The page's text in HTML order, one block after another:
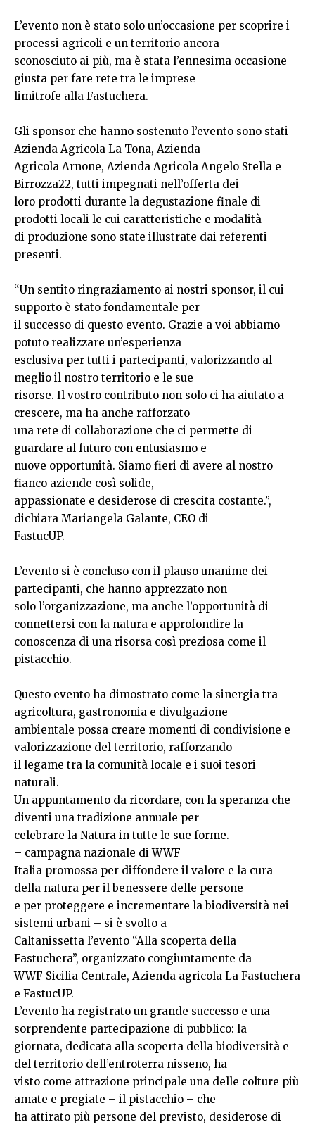
L’evento non è stato solo un’occasione per scoprire i
processi agricoli e un territorio ancora
sconosciuto ai più, ma è stata l’ennesima occasione
giusta per fare rete tra le imprese
limitrofe alla Fastuchera.
Gli sponsor che hanno sostenuto l’evento sono stati
Azienda Agricola La Tona, Azienda
Agricola Arnone, Azienda Agricola Angelo Stella e
Birrozza22, tutti impegnati nell’offerta dei
loro prodotti durante la degustazione finale di
prodotti locali le cui caratteristiche e modalità
di produzione sono state illustrate dai referenti
presenti.
“Un sentito ringraziamento ai nostri sponsor, il cui
supporto è stato fondamentale per
il successo di questo evento. Grazie a voi abbiamo
potuto realizzare un’esperienza
esclusiva per tutti i partecipanti, valorizzando al
meglio il nostro territorio e le sue
risorse. Il vostro contributo non solo ci ha aiutato a
crescere, ma ha anche rafforzato
una rete di collaborazione che ci permette di
guardare al futuro con entusiasmo e
nuove opportunità. Siamo fieri di avere al nostro
fianco aziende così solide,
appassionate e desiderose di crescita costante.”,
dichiara Mariangela Galante, CEO di
FastucUP.
L’evento si è concluso con il plauso unanime dei
partecipanti, che hanno apprezzato non
solo l’organizzazione, ma anche l’opportunità di
connettersi con la natura e approfondire la
conoscenza di una risorsa così preziosa come il
pistacchio.
Questo evento ha dimostrato come la sinergia tra
agricoltura, gastronomia e divulgazione
ambientale possa creare momenti di condivisione e
valorizzazione del territorio, rafforzando
il legame tra la comunità locale e i suoi tesori
naturali.
Un appuntamento da ricordare, con la speranza che
diventi una tradizione annuale per
celebrare la Natura in tutte le sue forme.
– campagna nazionale di WWF
Italia promossa per diffondere il valore e la cura
della natura per il benessere delle persone
e per proteggere e incrementare la biodiversità nei
sistemi urbani – si è svolto a
Caltanissetta l’evento “Alla scoperta della
Fastuchera”, organizzato congiuntamente da
WWF Sicilia Centrale, Azienda agricola La Fastuchera
e FastucUP.
L’evento ha registrato un grande successo e una
sorprendente partecipazione di pubblico: la
giornata, dedicata alla scoperta della biodiversità e
del territorio dell’entroterra nisseno, ha
visto come attrazione principale una delle colture più
amate e pregiate – il pistacchio – che
ha attirato più persone del previsto, desiderose di